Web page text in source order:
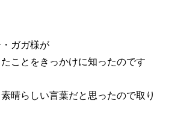
ガガ様が
ことをきっかけに知ったのです
晴らしい言葉だと思ったので取り